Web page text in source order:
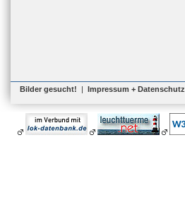
Bilder gesucht! | Impressum + Datenschutz